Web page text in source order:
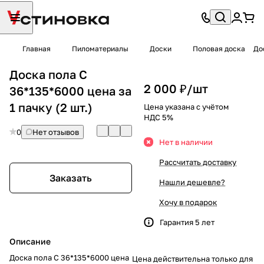
Главная Пиломатериалы Доски Половая доска
Доска пола C
36*135*6000 цена за
1 пачку (2 шт.)
0 Нет отзывов
Заказать
Описание
Доска пола C 36*135*6000 цена
2 000 ₽/шт
Цена указана с учётом
НДС 5%
Нет в наличии
Рассчитать доставку
Нашли дешевле?
Хочу в подарок
Гарантия 5 лет
Цена действительна только для